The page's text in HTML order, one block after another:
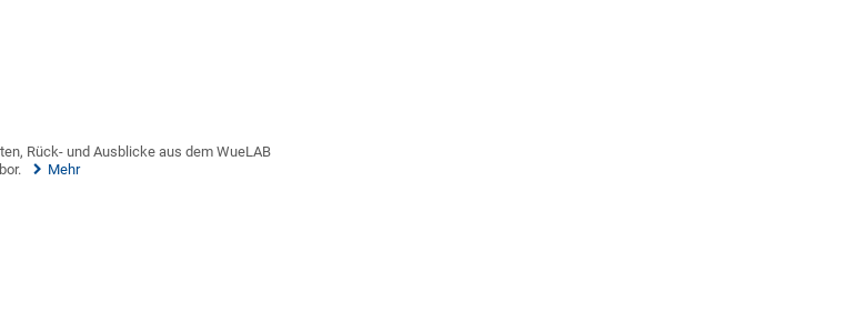
Rück- und Ausblicke aus dem WueLAB
Mehr